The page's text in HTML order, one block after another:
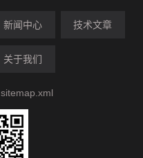
新闻中心 技术文章
关于我们
sitemap.xml